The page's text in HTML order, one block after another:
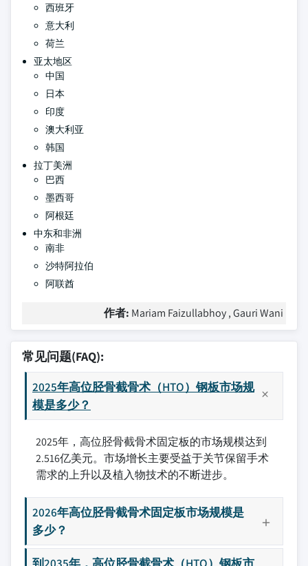
西班牙
意大利
荷兰
亚太地区
中国
日本
印度
澳大利亚
韩国
拉丁美洲
巴西
墨西哥
阿根廷
中东和非洲
南非
沙特阿拉伯
阿联酋
作者: Mariam Faizullabhoy , Gauri Wani
常见问题(FAQ):
2025年高位胫骨截骨术（HTO）钢板市场规
模是多少？
2025年，高位胫骨截骨术固定板的市场规模达到
2.516亿美元。市场增长主要受益于关节保留手术
需求的上升以及植入物技术的不断进步。
2026年高位胫骨截骨术固定板市场规模是
多少？
到2035年，高位胫骨截骨术（HTO）钢板市